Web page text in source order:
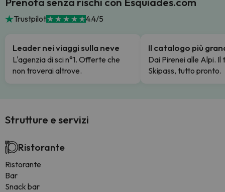
Trustpilot 4.4/5
Leader nei viaggi sulla neve
L'agenzia di sci n°1. Offerte che
non troverai altrove.
Il catalogo più
Dai Pirenei alle Alpi. Il
Skipass, tutto pronto.
Strutture e servizi
Ristorante
Ristorante
Bar
Snack bar